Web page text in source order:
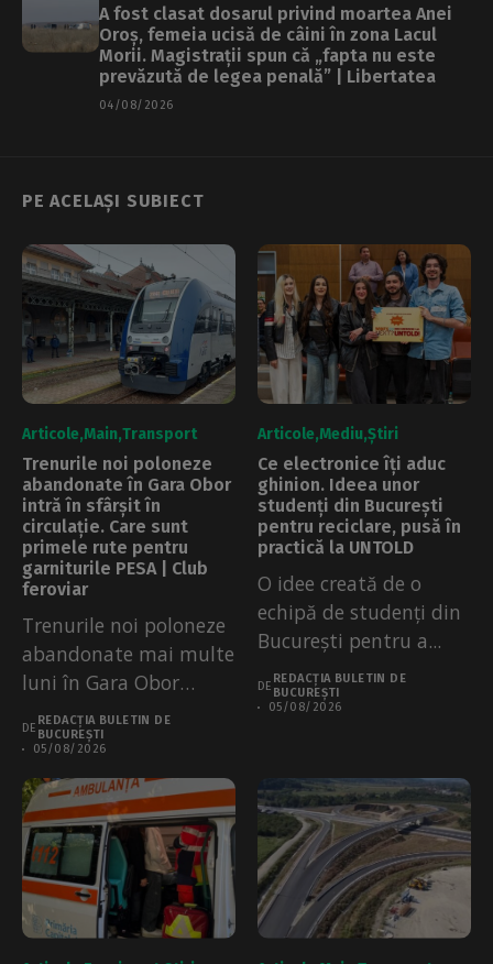
A fost clasat dosarul privind moartea Anei
Oroș, femeia ucisă de câini în zona Lacul
Morii. Magistrații spun că „fapta nu este
prevăzută de legea penală” | Libertatea
04/08/2026
PE ACELAȘI SUBIECT
Articole Main Transport
Trenurile noi poloneze
abandonate în Gara Obor
intră în sfârșit în
circulație. Care sunt
primele rute pentru
garniturile PESA | Club
feroviar
Trenurile noi poloneze
abandonate mai multe
luni în Gara Obor
pentru că...
DE REDACȚIA BULETIN DE
BUCUREȘTI
05/08/2026
Articole Mediu Știri
Ce electronice îți aduc
ghinion. Ideea unor
studenți din București
pentru reciclare, pusă în
practică la UNTOLD
O idee creată de o
echipă de studenți din
București pentru a...
DE REDACȚIA BULETIN DE
BUCUREȘTI
05/08/2026